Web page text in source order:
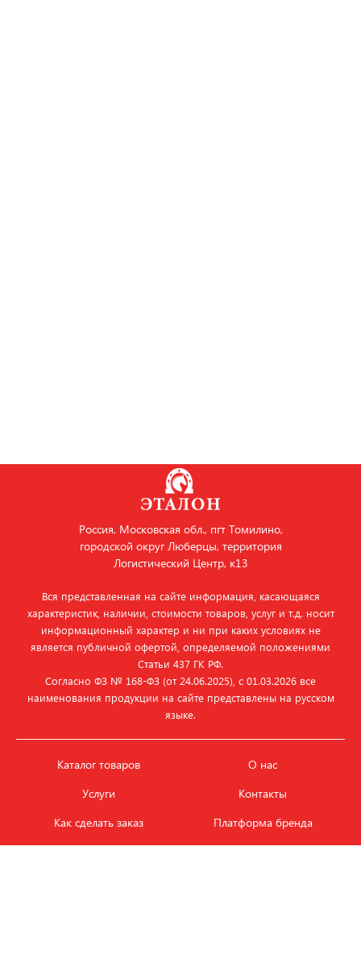
Россия, Московская обл., пгт Томилино,
городской округ Люберцы, территория
Логистический Центр, к13
Вся представленная на сайте информация, касающаяся
характеристик, наличии, стоимости товаров, услуг и т.д. носит
информационный характер и ни при каких условиях не
является публичной офертой, определяемой положениями
Статьи 437 ГК РФ.
Согласно ФЗ № 168‑ФЗ (от 24.06.2025), с 01.03.2026 все
наименования продукции на сайте представлены на русском
языке.
Каталог товаров
Услуги
Как сделать заказ
О нас
Контакты
Платформа бренда